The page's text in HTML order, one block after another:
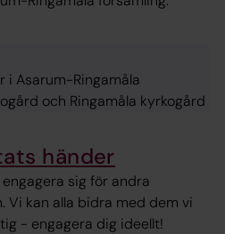
i Asarum-Ringamåla
och Ringamåla kyrkogård
händer
sig för andra
Vi kan alla bidra med dem vi
- engagera dig ideellt!